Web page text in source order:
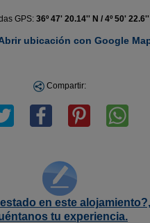
GPS: 36º 47' 20.14'' N / 4º 50'
ubicación con Google
Compartir:
en este alojamiento?,
tu experiencia.